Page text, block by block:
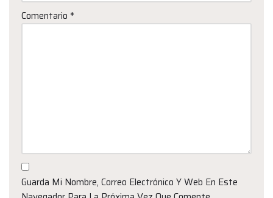
Comentario *
Guarda Mi Nombre, Correo Electrónico Y Web En Este